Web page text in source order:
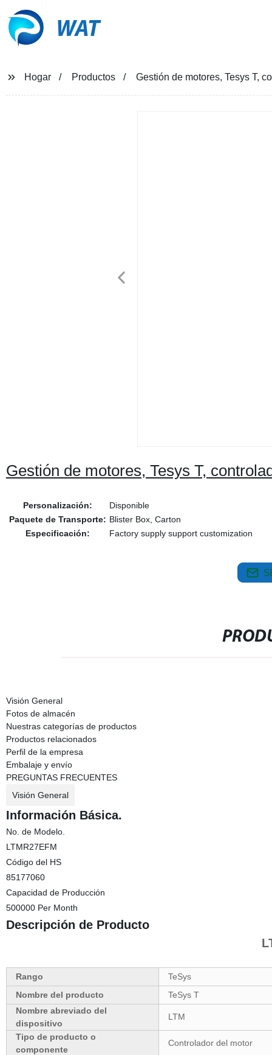
WAT
Hogar Productos Gestión de motores, Tesys T,
Gestión de motores, Tesys T,
Personalización:
Disponible
Paquete de Transporte: Blister Box, Carton
Especificación:
Factory supply support customization
Visión General
Fotos de almacén
Nuestras categorías de productos
Productos relacionados
Perfil de la empresa
Embalaje y envío
PREGUNTAS FRECUENTES
Visión General
Información Básica.
No. de Modelo.
LTMR27EFM
Código del HS
85177060
Capacidad de Producción
500000 Per Month
Descripción de Producto
Rango
TeSys
Nombre del producto
TeSys T
Nombre abreviado del
dispositivo
LTM
Tipo de producto o
componente
Controlador del motor